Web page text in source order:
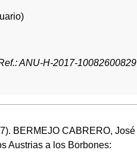
ANU-H-2017-10082600829
BERMEJO CABRERO, José
Austrias a los Borbones: